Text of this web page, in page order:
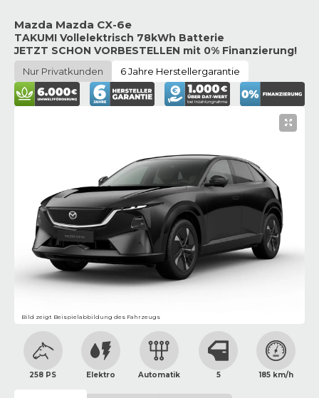
Mazda Mazda CX-6e
TAKUMI Vollelektrisch 78kWh Batterie
JETZT SCHON VORBESTELLEN mit 0% Finanzierung!
Nur Privatkunden 6 Jahre Herstellergarantie
Bild zeigt Beispielabbildung des Fahrzeugs
258 PS Elektro Automatik 5 185 km/h